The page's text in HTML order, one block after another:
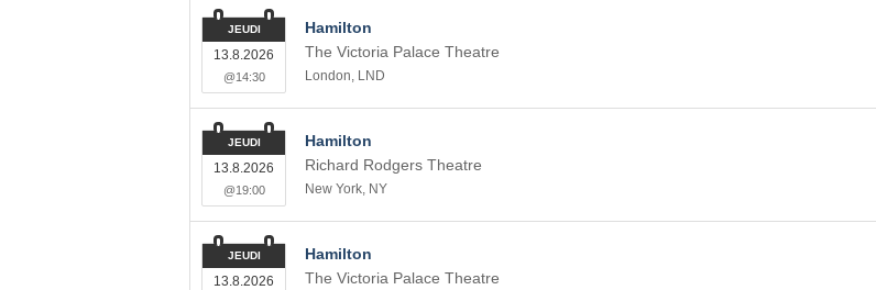
Hamilton
The Victoria Palace Theatre
London, LND
JEUDI
13.8.2026
@14:30
Hamilton
Richard Rodgers Theatre
New York, NY
JEUDI
13.8.2026
@19:00
Hamilton
The Victoria Palace Theatre
JEUDI
13.8.2026